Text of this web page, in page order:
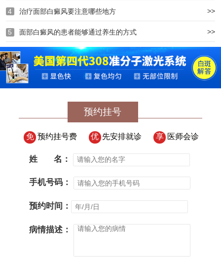
4 治疗面部白癜风要注意哪些地方 >>
5 面部白癜风的患者能够通过养生的方式 >>
预约挂号
免 预约挂号费 优 先安排就诊 享 医师会诊
姓 名：
手机号码：
预约时间：
病情描述：